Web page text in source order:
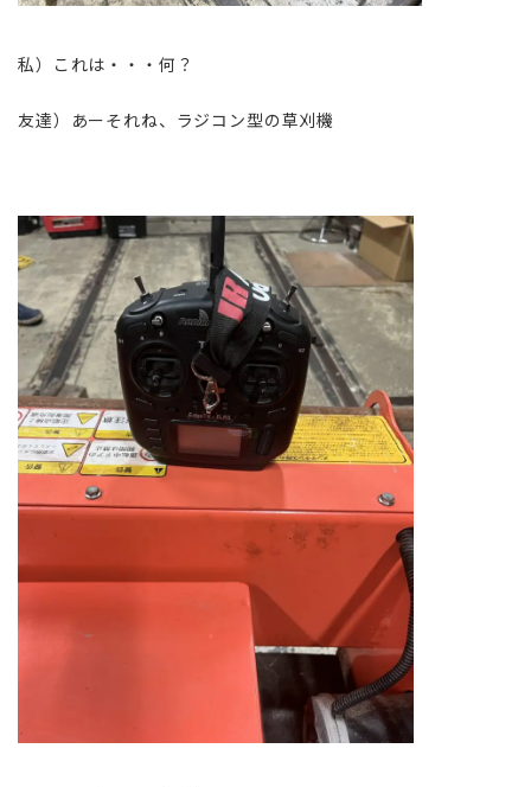
私）これは・・・何？
友達）あーそれね、ラジコン型の草刈機